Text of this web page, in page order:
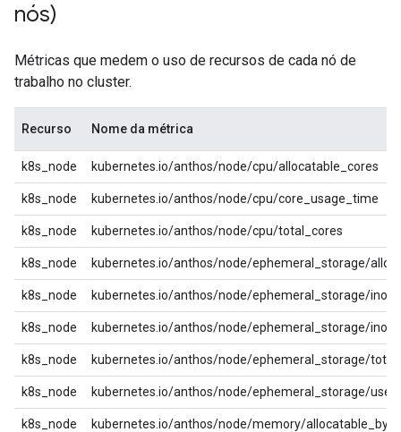
nós)
Métricas que medem o uso de recursos de cada nó de
trabalho no cluster.
Recurso Nome da métrica
k8s_node kubernetes.io/anthos/node/cpu/allocatable_cores
k8s_node kubernetes.io/anthos/node/cpu/core_usage_time
k8s_node kubernetes.io/anthos/node/cpu/total_cores
k8s_node kubernetes.io/anthos/node/ephemeral_storage/
k8s_node kubernetes.io/anthos/node/ephemeral_storage/
k8s_node kubernetes.io/anthos/node/ephemeral_storage/
k8s_node kubernetes.io/anthos/node/ephemeral_storage/
k8s_node kubernetes.io/anthos/node/ephemeral_storage/
k8s_node kubernetes.io/anthos/node/memory/